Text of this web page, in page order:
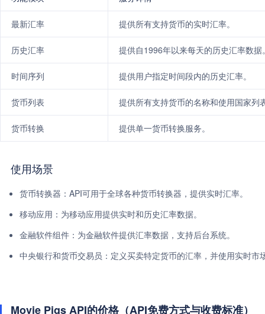
最新汇率 提供所有支持货币的实时汇率。
历史汇率 提供自1996年以来每天的历史汇率数据
时间序列 提供用户指定时间段内的历史汇率。
货币列表 提供所有支持货币的名称和使用国家列
货币转换 提供单一货币转换服务。
使用场景
货币转换器：API可用于全球各种货币转换器，提供实时汇率。
移动应用：为移动应用提供实时和历史汇率数据。
金融软件组件：为金融软件提供汇率数据，支持后台系统。
中央银行和货币交易员：定义买卖特定货币的汇率，并使用实时市
Movie Pigs API的价格（API免费方式与收费标准）